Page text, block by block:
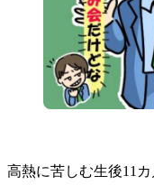
高熱に苦しむ生後11